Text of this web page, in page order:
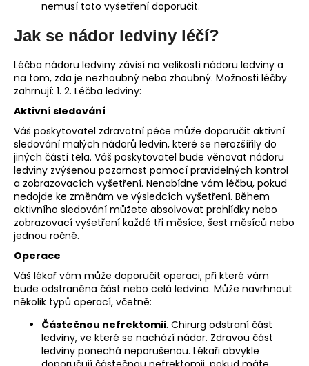
nemusí toto vyšetření doporučit.
Jak se nádor ledviny léčí?
Léčba nádoru ledviny závisí na velikosti nádoru ledviny a
na tom, zda je nezhoubný nebo zhoubný. Možnosti léčby
zahrnují: 1. 2. Léčba ledviny:
Aktivní sledování
Váš poskytovatel zdravotní péče může doporučit aktivní
sledování malých nádorů ledvin, které se nerozšířily do
jiných částí těla. Váš poskytovatel bude věnovat nádoru
ledviny zvýšenou pozornost pomocí pravidelných kontrol
a zobrazovacích vyšetření. Nenabídne vám léčbu, pokud
nedojde ke změnám ve výsledcích vyšetření. Během
aktivního sledování můžete absolvovat prohlídky nebo
zobrazovací vyšetření každé tři měsíce, šest měsíců nebo
jednou ročně.
Operace
Váš lékař vám může doporučit operaci, při které vám
bude odstraněna část nebo celá ledvina. Může navrhnout
několik typů operací, včetně:
Částečnou nefrektomii. Chirurg odstraní část
ledviny, ve které se nachází nádor. Zdravou část
ledviny ponechá neporušenou. Lékaři obvykle